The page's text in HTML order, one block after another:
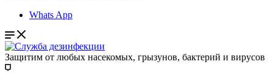
Whats App
Защитим от любых насекомых, грызунов, бактерий и вирусов